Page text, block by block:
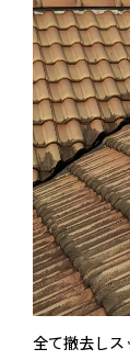
全て撤去しス